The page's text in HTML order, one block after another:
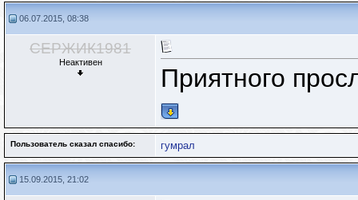
06.07.2015, 08:38
СЕРЖИК1981
Неактивен
Приятного
Пользователь сказал cпасибо: гумрал
15.09.2015, 21:02